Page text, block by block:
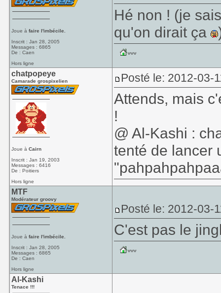
Joue àfaire l'imbécile.
Inscrit : Jan 28, 2005
Messages : 6865
De : Caen
Hors ligne
Hé non ! (je
qu'on dirait ça
chatpopeye
Camarade grospixelien
Joue àCairn
Inscrit : Jan 19, 2003
Messages : 6416
De : Poitiers
Hors ligne
Posté le: 2012-03-
Attends, mais
!
@ Al-Kashi :
tenté de lancer
MTF
Modérateur groovy
Joue àfaire l'imbécile.
Inscrit : Jan 28, 2005
Messages : 6865
De : Caen
Hors ligne
Posté le: 2012-03-
C'est pas le
Al-Kashi
Tenace !!!